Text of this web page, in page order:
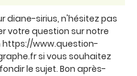
diane-sirius, n'hésitez pas
votre question sur notre
https://www.question-
si vous souhaitez
le sujet. Bon après-